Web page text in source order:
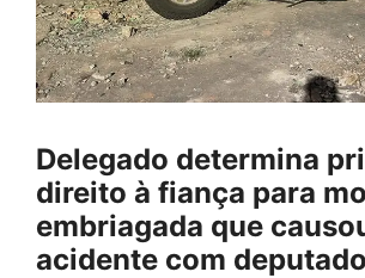
Delegado determina
direito à fiança para
embriagada que
acidente com deputado